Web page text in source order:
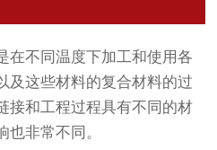
不同温度下加工和使用各
及这些材料的复合材料的过
接和工程过程具有不同的材
非常不同。